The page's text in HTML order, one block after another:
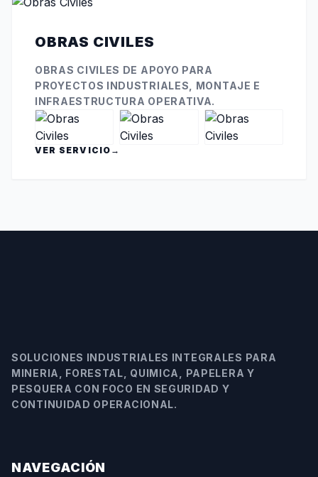
OBRAS CIVILES
OBRAS CIVILES DE APOYO PARA
PROYECTOS INDUSTRIALES, MONTAJE E
INFRAESTRUCTURA OPERATIVA.
VER SERVICIO →
SOLUCIONES INDUSTRIALES INTEGRALES PARA
MINERIA, FORESTAL, QUIMICA, PAPELERA Y
PESQUERA CON FOCO EN SEGURIDAD Y
CONTINUIDAD OPERACIONAL.
NAVEGACIÓN